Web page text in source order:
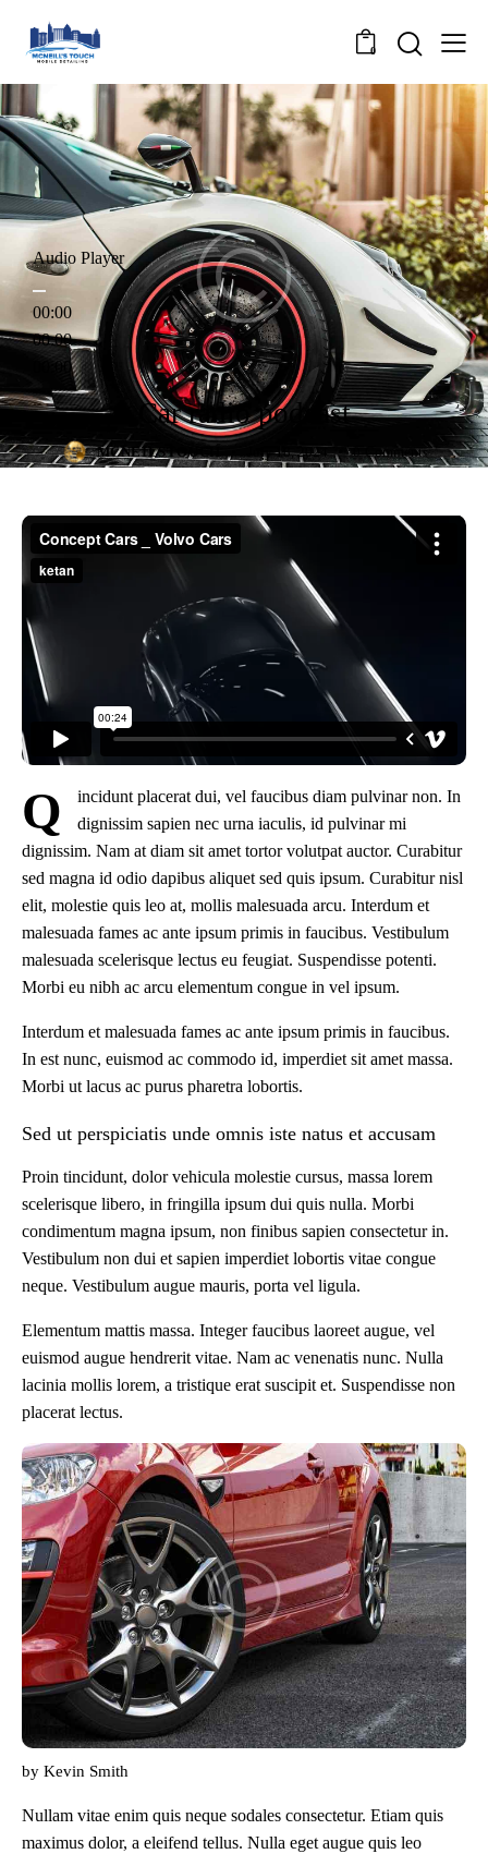
0
Audio Player
00:00
00:00
00:00
FORMATS
Car radio podcast
MCNEILSTOUCH July 18, 2024 0 Comments
Q
incidunt placerat dui, vel faucibus diam pulvinar non. In
dignissim sapien nec urna iaculis, id pulvinar mi
dignissim. Nam at diam sit amet tortor volutpat auctor. Curabitur
sed magna id odio dapibus aliquet sed quis ipsum. Curabitur nisl
elit, molestie quis leo at, mollis malesuada arcu. Interdum et
malesuada fames ac ante ipsum primis in faucibus. Vestibulum
malesuada scelerisque lectus eu feugiat. Suspendisse potenti.
Morbi eu nibh ac arcu elementum congue in vel ipsum.
Interdum et malesuada fames ac ante ipsum primis in faucibus.
In est nunc, euismod ac commodo id, imperdiet sit amet massa.
Morbi ut lacus ac purus pharetra lobortis.
Sed ut perspiciatis unde omnis iste natus et accusam
Proin tincidunt, dolor vehicula molestie cursus, massa lorem
scelerisque libero, in fringilla ipsum dui quis nulla. Morbi
condimentum magna ipsum, non finibus sapien consectetur in.
Vestibulum non dui et sapien imperdiet lobortis vitae congue
neque. Vestibulum augue mauris, porta vel ligula.
Elementum mattis massa. Integer faucibus laoreet augue, vel
euismod augue hendrerit vitae. Nam ac venenatis nunc. Nulla
lacinia mollis lorem, a tristique erat suscipit et. Suspendisse non
placerat lectus.
by Kevin Smith
Nullam vitae enim quis neque sodales consectetur. Etiam quis
maximus dolor, a eleifend tellus. Nulla eget augue quis leo